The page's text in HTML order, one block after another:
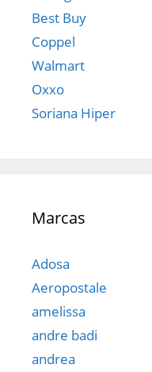
Best Buy
Coppel
Walmart
Oxxo
Soriana Hiper
Marcas
Adosa
Aeropostale
amelissa
andre badi
andrea